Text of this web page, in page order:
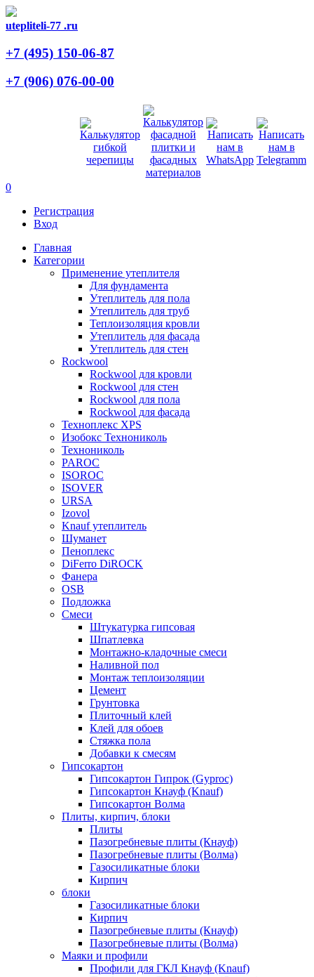
utepliteli-77 .ru
+7 (495) 150-06-87
+7 (906) 076-00-00
0
Регистрация
Вход
Главная
Категории
Применение утеплителя
Для фундамента
Утеплитель для пола
Утеплитель для труб
Теплоизоляция кровли
Утеплитель для фасада
Утеплитель для стен
Rockwool
Rockwool для кровли
Rockwool для стен
Rockwool для пола
Rockwool для фасада
Техноплекс XPS
Изобокс Технониколь
Технониколь
PAROC
ISOROC
ISOVER
URSA
Izovol
Knauf утеплитель
Шуманет
Пеноплекс
DiFerro DiROCK
Фанера
OSB
Подложка
Смеси
Штукатурка гипсовая
Шпатлевка
Монтажно-кладочные смеси
Наливной пол
Монтаж теплоизоляции
Цемент
Грунтовка
Плиточный клей
Клей для обоев
Стяжка пола
Добавки к смесям
Гипсокартон
Гипсокартон Гипрок (Gyproc)
Гипсокартон Кнауф (Knauf)
Гипсокартон Волма
Плиты, кирпич, блоки
Плиты
Пазогребневые плиты (Кнауф)
Пазогребневые плиты (Волма)
Газосиликатные блоки
Кирпич
блоки
Газосиликатные блоки
Кирпич
Пазогребневые плиты (Кнауф)
Пазогребневые плиты (Волма)
Маяки и профили
Профили для ГКЛ Кнауф (Knauf)